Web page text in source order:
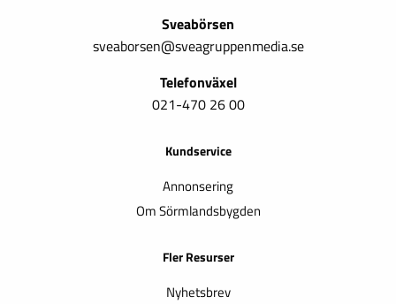
Sveabörsen
sveaborsen@sveagruppenmedia.se
Telefonväxel
021-470 26 00
Kundservice
Annonsering
Om Sörmlandsbygden
Fler Resurser
Nyhetsbrev